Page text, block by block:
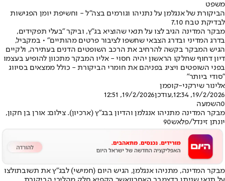
משפט
הביקורת של אנגלמן על נתניהו וגורמים בצה"ל - וחשיפת יומן הפגישות
לבדיקת טבח 7.10
מבקר המדינה הגיב לצו על תנאי שהוציא בג"ץ, וביקר "בעלי תפקידים,
בדרג המדיני ובדרג הצבאי שחשפו לציבור פרטים מהותיים" • במקביל,
הגיש המבקר בקשה להרחיב את הרכב השופטים הדנים בעתירה, ולקיים
דיון דחוף שחלקו הראשון יהיה חסוי - אליו המבקר מתכוון להופיע בעצמו
בפני השופטים ויציג בפניהם את חומרי הביקורת - כולל ממצאים בסיווג
"סודי ביותר"
אלינור שירקני-קופמן
19/2/2026, 12:34
,עודכן19/2/2026, 12:51
0השמעה
מבקר המדינה מתניהו אנגלמן והדיון בבג"ץ (ארכיון). צילום: אורן בן חקון,
יונתן זינדל/פלאש90
מבקר המדינה, מתניהו אנגלמן, הגיש היום (חמישי) לבג"ץ את תשובתולצו